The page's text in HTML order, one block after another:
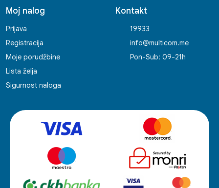
Moj nalog
Prijava
Registracija
Moje porudžbine
Lista želja
Sigurnost naloga
Kontakt
19933
info@multicom.me
Pon-Sub: 09-21h